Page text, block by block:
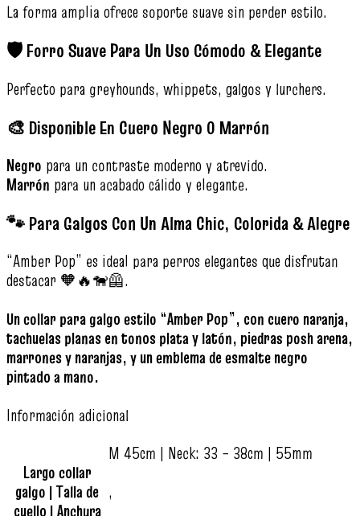
La forma amplia ofrece soporte suave sin perder estilo.
🛡️ Forro Suave Para Un Uso Cómodo & Elegante
Perfecto para greyhounds, whippets, galgos y lurchers.
🎨 Disponible En Cuero Negro O Marrón
Negro para un contraste moderno y atrevido.
Marrón para un acabado cálido y elegante.
🐾 Para Galgos Con Un Alma Chic, Colorida & Alegre
“Amber Pop” es ideal para perros elegantes que disfrutan
destacar 🧡🔥🐕‍🦺.
Un collar para galgo estilo “Amber Pop”, con cuero naranja,
tachuelas planas en tonos plata y latón, piedras posh arena,
marrones y naranjas, y un emblema de esmalte negro
pintado a mano.
Información adicional
Largo collar
galgo | Talla de
cuello | Anchura
M 45cm | Neck: 33 – 38cm | 55mm
,